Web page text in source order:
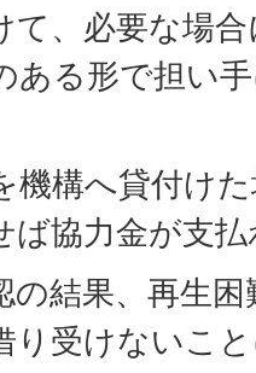
て、必要な場
ある形で担い
機構へ貸付け
ば協力金が支
の結果、再生
り受けないこ